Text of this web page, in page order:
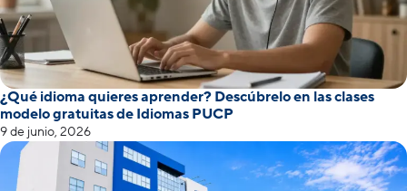
¿Qué idioma quieres aprender? Descúbrelo en las clases
modelo gratuitas de Idiomas PUCP
9 de junio, 2026